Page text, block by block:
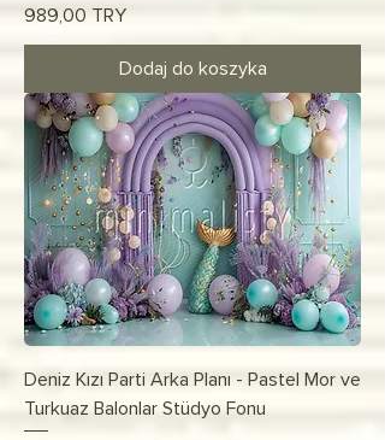
Cena
989,00 TRY
Dodaj do koszyka
Deniz Kızı Parti Arka Planı - Pastel Mor ve
Turkuaz Balonlar Stüdyo Fonu